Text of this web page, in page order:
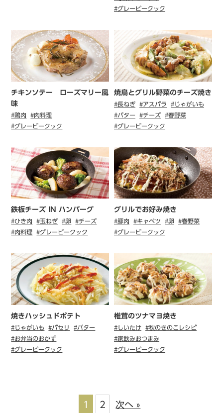
#グレービークック
チキンソテー ローズマリー風
味
#鶏肉
#肉料理
#グレービークック
焼鳥とグリル野菜のチーズ焼き
#長ねぎ #アスパラ
#じゃがいも
#バター
#チーズ
#春野菜
#グレービークック
鉄板チーズ IN ハンバーグ
#ひき肉 #玉ねぎ #卵
#チーズ
#肉料理
#グレービークック
グリルでお好み焼き
#豚肉 #キャベツ #卵
#春野菜
#グレービークック
焼きハッシュドポテト
#じゃがいも #パセリ
#バター
#お弁当のおかず
#グレービークック
椎茸のツナマヨ焼き
#しいたけ
#秋のきのこレシピ
#家飲みおつまみ
#グレービークック
1 2 次へ »